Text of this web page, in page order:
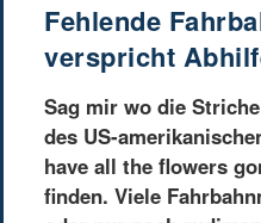
Fehlende
verspricht
Sag mir wo die
des US-
have all the flowers
finden. Viele